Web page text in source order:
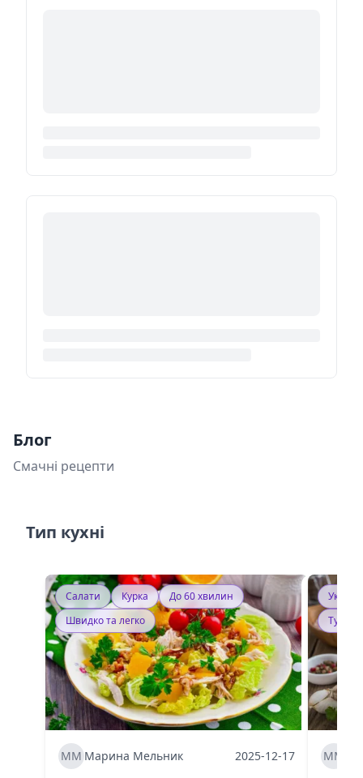
Блог
Смачні рецепти
Тип кухні
Салати Курка
До 60 хвилин
Швидко та легко
ММ Марина Мельник 2025-12-17 ММ